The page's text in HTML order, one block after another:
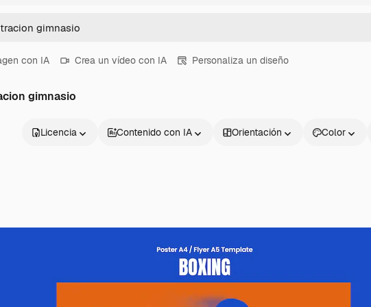
con IA Crea un vídeo con IA Personaliza un diseño
gimnasio
Licencia Contenido con IA Orientación Color
Productos